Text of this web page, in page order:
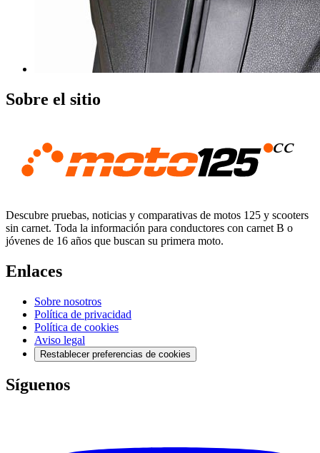
Sobre el sitio
Descubre pruebas, noticias y comparativas de motos 125 y scooters
sin carnet. Toda la información para conductores con carnet B o
jóvenes de 16 años que buscan su primera moto.
Enlaces
Sobre nosotros
Política de privacidad
Política de cookies
Aviso legal
Restablecer preferencias de cookies
Síguenos